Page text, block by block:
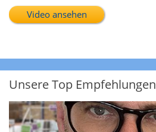
Video ansehen
Unsere Top Empfehlungen